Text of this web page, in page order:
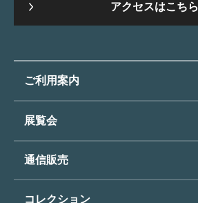
アクセスはこちら
ご利用案内
ご利用案内トップ
開館時間・休館日
アクセス
展覧会
展覧会・イベントトップ
次回の展覧会
通信販売
通信販売トップ
コレクション